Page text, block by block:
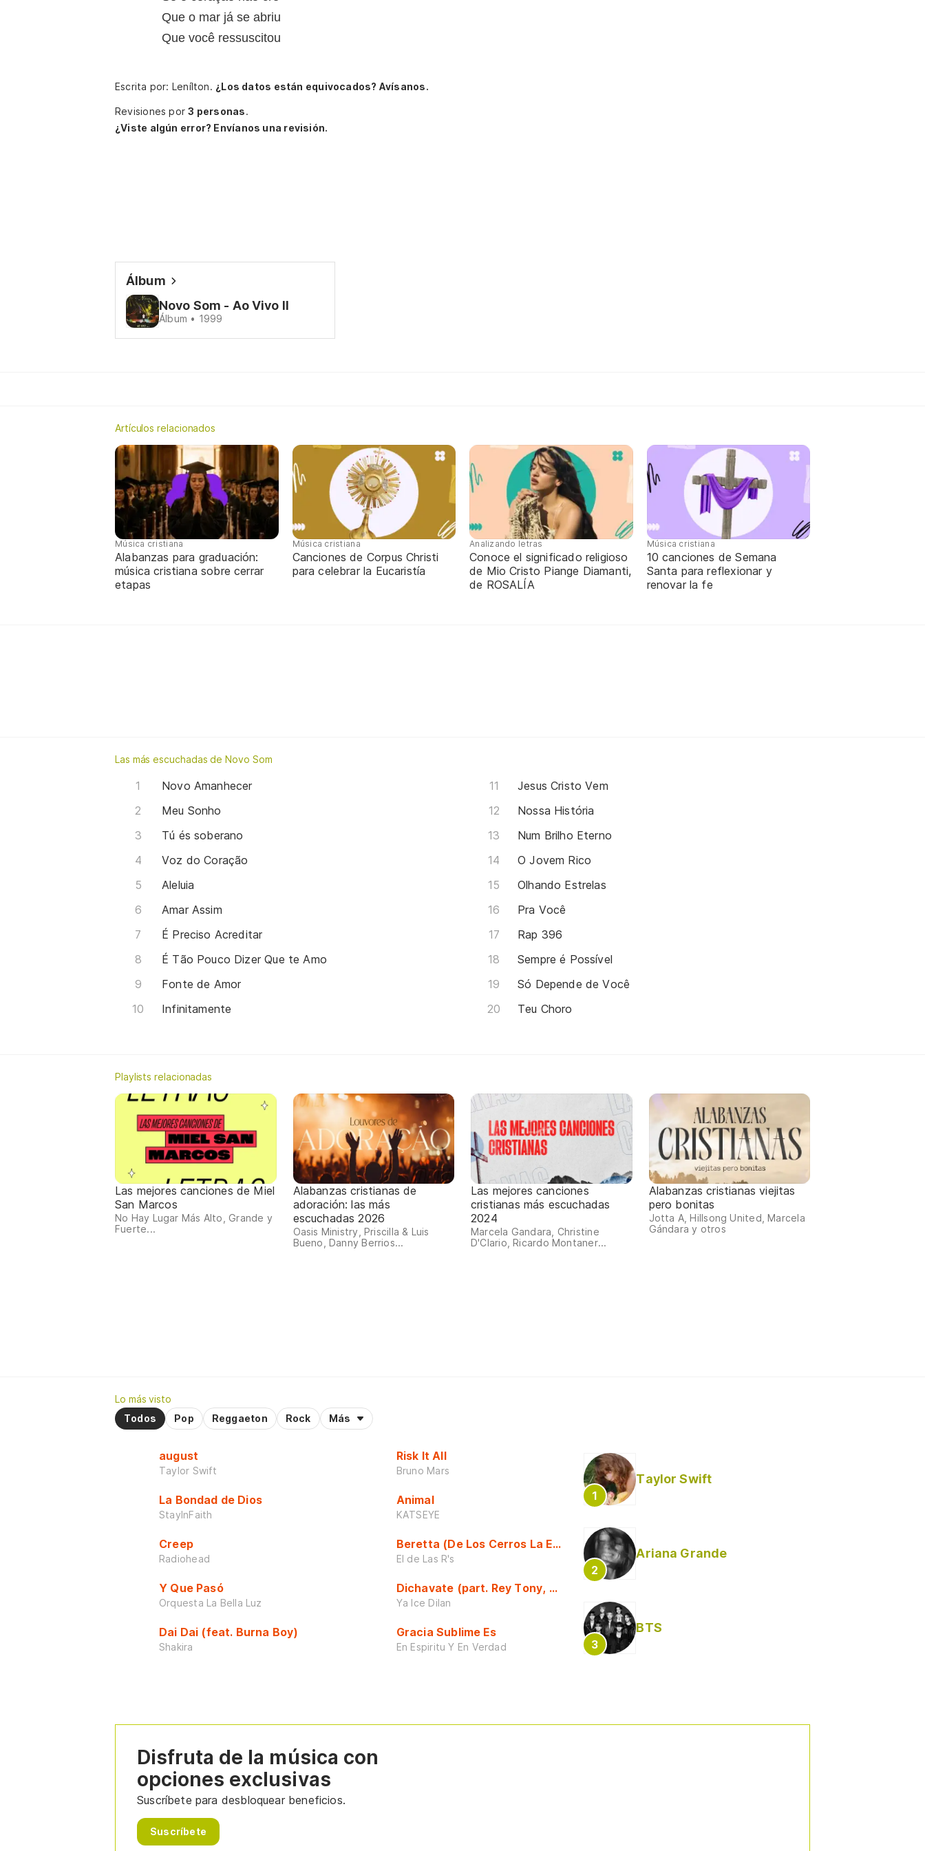
Que o mar já se abriu
Que você ressuscitou
Escrita por: Lenílton. ¿Los datos están equivocados? Avísanos.
Revisiones por3 personas.
¿Viste algún error? Envíanos una revisión.
Álbum
Novo Som - Ao Vivo II
Álbum • 1999
Artículos relacionados
Música cristiana
Alabanzas para graduación:
música cristiana sobre cerrar
etapas
Música cristiana
Canciones de Corpus Christi
para celebrar la Eucaristía
Analizando letras
Conoce el significado religioso
de Mio Cristo Piange Diamanti,
de ROSALÍA
Música cristiana
10 canciones de Semana
Santa para reflexionar y
renovar la fe
Las más escuchadas de Novo Som
Novo Amanhecer
Meu Sonho
Tú és soberano
Voz do Coração
Aleluia
Amar Assim
É Preciso Acreditar
É Tão Pouco Dizer Que te Amo
Fonte de Amor
Infinitamente
Jesus Cristo Vem
Nossa História
Num Brilho Eterno
O Jovem Rico
Olhando Estrelas
Pra Você
Rap 396
Sempre é Possível
Só Depende de Você
Teu Choro
Playlists relacionadas
Las mejores canciones de Miel
San Marcos
No Hay Lugar Más Alto, Grande y
Fuerte...
Alabanzas cristianas de
adoración: las más
escuchadas 2026
Oasis Ministry, Priscilla & Luis
Bueno, Danny Berrios...
Las mejores canciones
cristianas más escuchadas
2024
Marcela Gandara, Christine
D'Clario, Ricardo Montaner...
Alabanzas cristianas viejitas
pero bonitas
Jotta A, Hillsong United, Marcela
Gándara y otros
Lo más visto
Todos
Pop Reggaeton Rock Más
august
Taylor Swift
La Bondad de Dios
StayInFaith
Creep
Radiohead
Y Que Pasó
Orquesta La Bella Luz
Dai Dai (feat. Burna Boy)
Shakira
Risk It All
Bruno Mars
Animal
KATSEYE
Beretta (De Los Cerros La Escuela)
El de Las R's
Dichavate (part. Rey Tony, Dj Honda y Helabusador) [explícita]
Ya Ice Dilan
Gracia Sublime Es
En Espiritu Y En Verdad
Taylor Swift
Ariana Grande
BTS
Disfruta de la música con
opciones exclusivas
Suscríbete para desbloquear beneficios.
Suscríbete